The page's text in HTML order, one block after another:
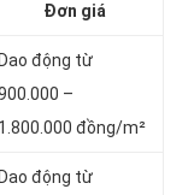
Đơn giá
Dao động từ
–
1.800.000 đồng/m²
Dao động từ